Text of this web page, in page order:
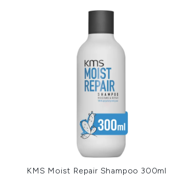
KMS Moist Repair Shampoo 300ml